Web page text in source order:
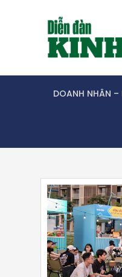
DOANH NHÂN